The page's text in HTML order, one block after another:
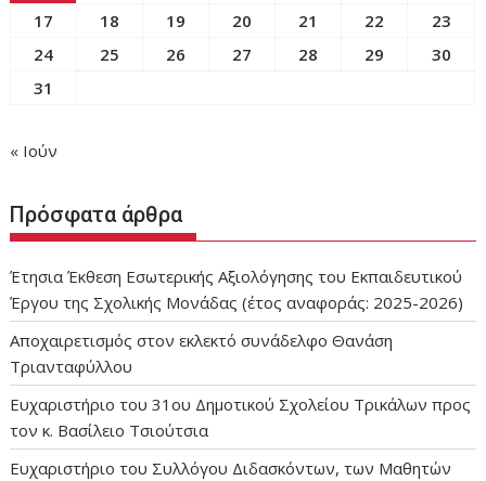
17
18 19 20 21 22
23
24
25 26 27 28 29
30
31
« Ιούν
Πρόσφατα άρθρα
Έτησια Έκθεση Εσωτερικής Αξιολόγησης του Εκπαιδευτικού
Έργου της Σχολικής Μονάδας (έτος αναφοράς: 2025-2026)
Αποχαιρετισμός στον εκλεκτό συνάδελφο Θανάση
Τριανταφύλλου
Ευχαριστήριο του 31ου Δημοτικού Σχολείου Τρικάλων προς
τον κ. Βασίλειο Τσιούτσια
Ευχαριστήριο του Συλλόγου Διδασκόντων, των Μαθητών